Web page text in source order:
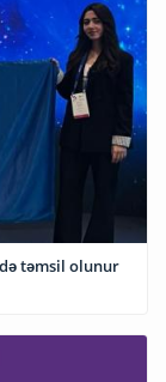
təmsil olunur